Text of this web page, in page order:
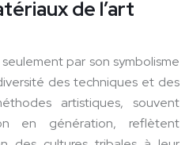
de l’art
par son symbolisme
des techniques et des
artistiques, souvent
en génération, reflètent